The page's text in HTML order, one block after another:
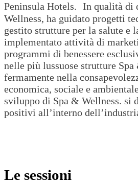
Peninsula Hotels. In qualità di
Wellness, ha guidato progetti
gestito strutture per la salute e
implementato attività di
programmi di benessere
nelle più lussuose strutture Spa
fermamente nella
economica, sociale e
sviluppo di Spa & Wellness. si
positivi all’interno
Le sessioni